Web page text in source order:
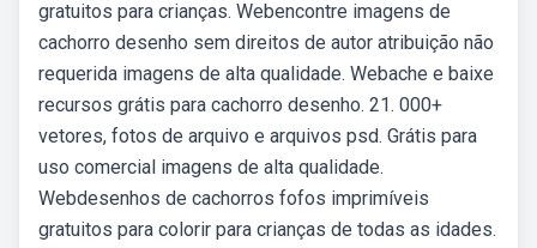
gratuitos para crianças. Webencontre imagens de
cachorro desenho sem direitos de autor atribuição não
requerida imagens de alta qualidade. Webache e baixe
recursos grátis para cachorro desenho. 21. 000+
vetores, fotos de arquivo e arquivos psd. Grátis para
uso comercial imagens de alta qualidade.
Webdesenhos de cachorros fofos imprimíveis
gratuitos para colorir para crianças de todas as idades.